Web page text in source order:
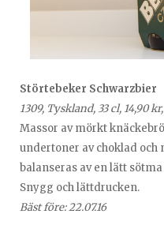
Störtebeker Schwarzbier
1309, Tyskland, 33 cl, 14,90
Massor av mörkt
undertoner av choklad och
balanseras av en lätt
Snygg och lättdrucken.
Bäst före: 22.07.16